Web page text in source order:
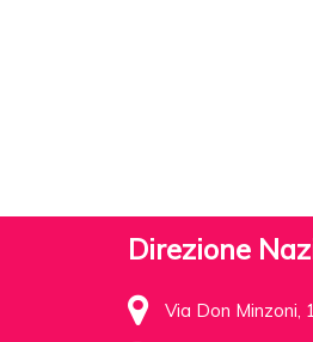
Direzione
Via Don Minzoni,